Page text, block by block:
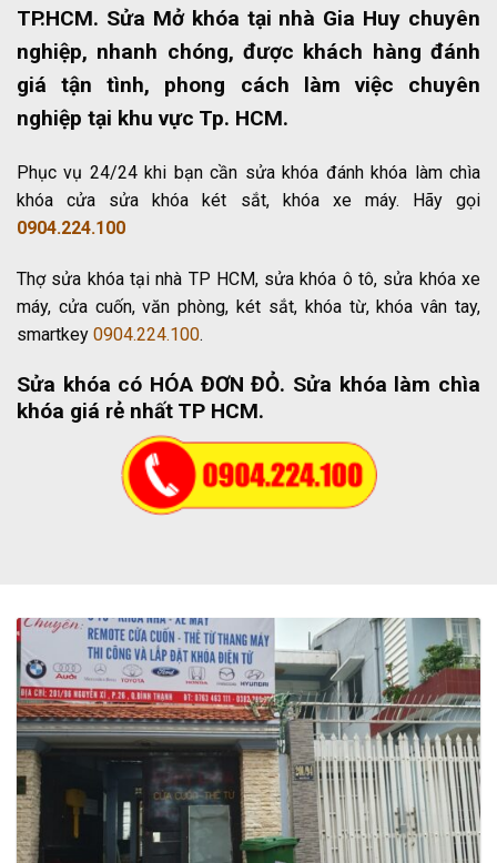
TP.HCM. Sửa Mở khóa tại nhà Gia Huy chuyên
nghiệp, nhanh chóng, được khách hàng đánh
giá tận tình, phong cách làm việc chuyên
nghiệp tại khu vực Tp. HCM.
Phục vụ 24/24 khi bạn cần sửa khóa đánh khóa làm chìa
khóa cửa sửa khóa két sắt, khóa xe máy. Hãy gọi
0904.224.100
Thợ sửa khóa tại nhà TP HCM, sửa khóa ô tô, sửa khóa xe
máy, cửa cuốn, văn phòng, két sắt, khóa từ, khóa vân tay,
smartkey 0904.224.100.
Sửa khóa có HÓA ĐƠN ĐỎ. Sửa khóa làm chìa
khóa giá rẻ nhất TP HCM.